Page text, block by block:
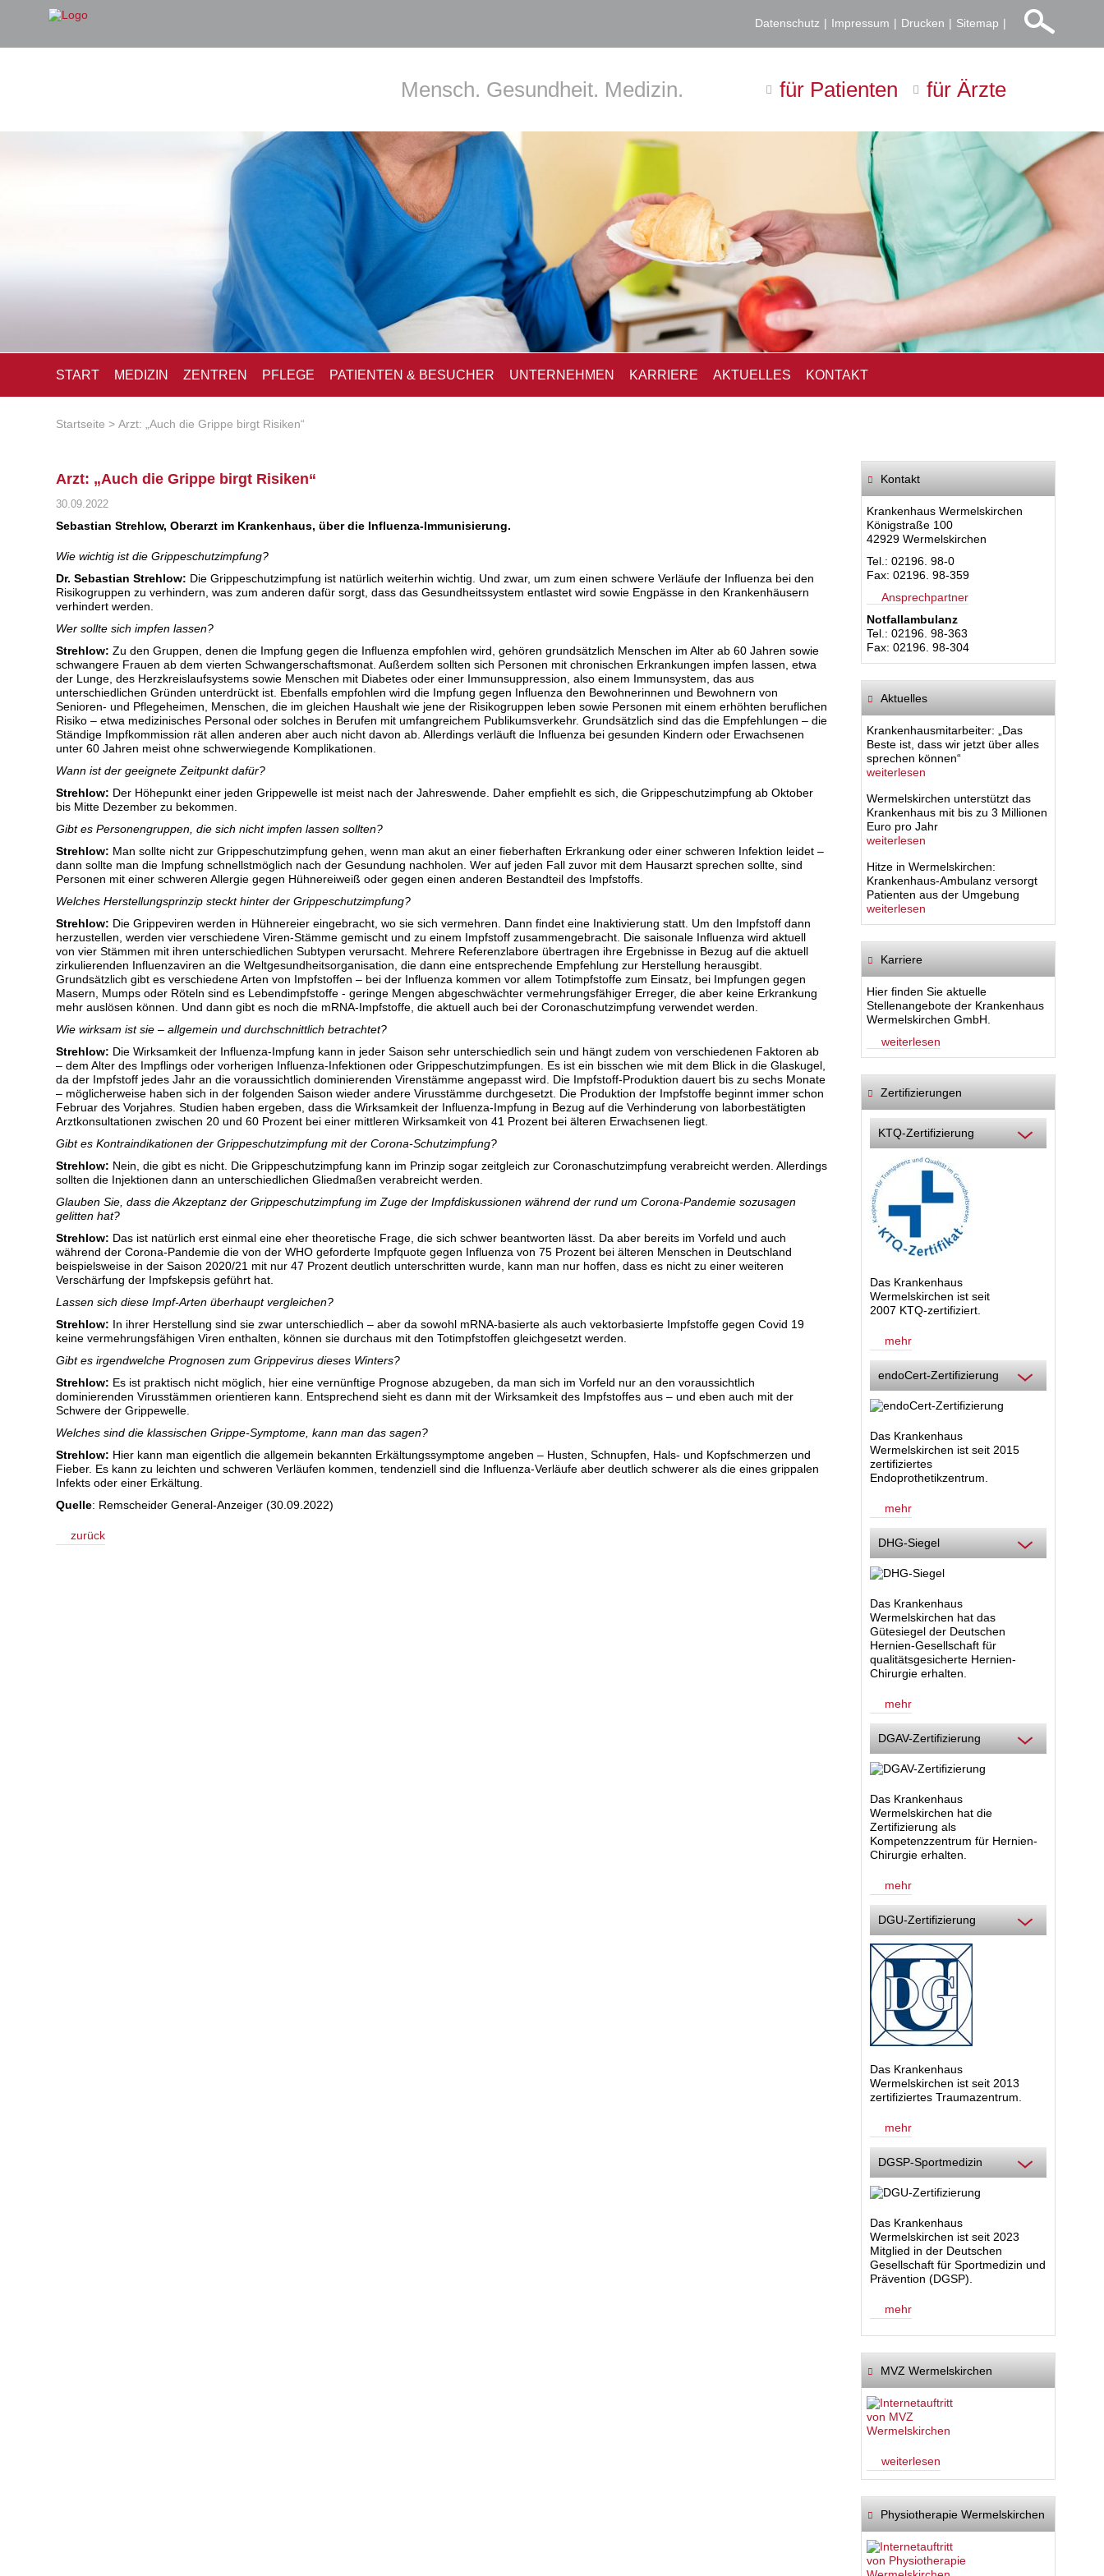
Datenschutz Impressum Drucken Sitemap
für Patienten für Ärzte
Mensch. Gesundheit. Medizin.
START MEDIZIN ZENTREN PFLEGE PATIENTEN & BESUCHER UNTERNEHMEN KARRIERE AKTUELLES KONTAKT
Startseite Arzt: „Auch die Grippe birgt Risiken“
Arzt: „Auch die Grippe birgt Risiken“
30.09.2022
Sebastian Strehlow, Oberarzt im Krankenhaus, über die Influenza-Immunisierung.
Wie wichtig ist die Grippeschutzimpfung?
Dr. Sebastian Strehlow: Die Grippeschutzimpfung ist natürlich weiterhin wichtig. Und zwar, um zum einen schwere Verläufe der Influenza bei den
Risikogruppen zu verhindern, was zum anderen dafür sorgt, dass das Gesundheitssystem entlastet wird sowie Engpässe in den Krankenhäusern
verhindert werden.
Wer sollte sich impfen lassen?
Strehlow: Zu den Gruppen, denen die Impfung gegen die Influenza empfohlen wird, gehören grundsätzlich Menschen im Alter ab 60 Jahren sowie
schwangere Frauen ab dem vierten Schwangerschaftsmonat. Außerdem sollten sich Personen mit chronischen Erkrankungen impfen lassen, etwa
der Lunge, des Herzkreislaufsystems sowie Menschen mit Diabetes oder einer Immunsuppression, also einem Immunsystem, das aus
unterschiedlichen Gründen unterdrückt ist. Ebenfalls empfohlen wird die Impfung gegen Influenza den Bewohnerinnen und Bewohnern von
Senioren- und Pflegeheimen, Menschen, die im gleichen Haushalt wie jene der Risikogruppen leben sowie Personen mit einem erhöhten beruflichen
Risiko – etwa medizinisches Personal oder solches in Berufen mit umfangreichem Publikumsverkehr. Grundsätzlich sind das die Empfehlungen – die
Ständige Impfkommission rät allen anderen aber auch nicht davon ab. Allerdings verläuft die Influenza bei gesunden Kindern oder Erwachsenen
unter 60 Jahren meist ohne schwerwiegende Komplikationen.
Wann ist der geeignete Zeitpunkt dafür?
Strehlow: Der Höhepunkt einer jeden Grippewelle ist meist nach der Jahreswende. Daher empfiehlt es sich, die Grippeschutzimpfung ab Oktober
bis Mitte Dezember zu bekommen.
Gibt es Personengruppen, die sich nicht impfen lassen sollten?
Strehlow: Man sollte nicht zur Grippeschutzimpfung gehen, wenn man akut an einer fieberhaften Erkrankung oder einer schweren Infektion leidet –
dann sollte man die Impfung schnellstmöglich nach der Gesundung nachholen. Wer auf jeden Fall zuvor mit dem Hausarzt sprechen sollte, sind
Personen mit einer schweren Allergie gegen Hühnereiweiß oder gegen einen anderen Bestandteil des Impfstoffs.
Welches Herstellungsprinzip steckt hinter der Grippeschutzimpfung?
Strehlow: Die Grippeviren werden in Hühnereier eingebracht, wo sie sich vermehren. Dann findet eine Inaktivierung statt. Um den Impfstoff dann
herzustellen, werden vier verschiedene Viren-Stämme gemischt und zu einem Impfstoff zusammengebracht. Die saisonale Influenza wird aktuell
von vier Stämmen mit ihren unterschiedlichen Subtypen verursacht. Mehrere Referenzlabore übertragen ihre Ergebnisse in Bezug auf die aktuell
zirkulierenden Influenzaviren an die Weltgesundheitsorganisation, die dann eine entsprechende Empfehlung zur Herstellung herausgibt.
Grundsätzlich gibt es verschiedene Arten von Impfstoffen – bei der Influenza kommen vor allem Totimpfstoffe zum Einsatz, bei Impfungen gegen
Masern, Mumps oder Röteln sind es Lebendimpfstoffe - geringe Mengen abgeschwächter vermehrungsfähiger Erreger, die aber keine Erkrankung
mehr auslösen können. Und dann gibt es noch die mRNA-Impfstoffe, die aktuell auch bei der Coronaschutzimpfung verwendet werden.
Wie wirksam ist sie – allgemein und durchschnittlich betrachtet?
Strehlow: Die Wirksamkeit der Influenza-Impfung kann in jeder Saison sehr unterschiedlich sein und hängt zudem von verschiedenen Faktoren ab
– dem Alter des Impflings oder vorherigen Influenza-Infektionen oder Grippeschutzimpfungen. Es ist ein bisschen wie mit dem Blick in die Glaskugel,
da der Impfstoff jedes Jahr an die voraussichtlich dominierenden Virenstämme angepasst wird. Die Impfstoff-Produktion dauert bis zu sechs Monate
– möglicherweise haben sich in der folgenden Saison wieder andere Virusstämme durchgesetzt. Die Produktion der Impfstoffe beginnt immer schon
Februar des Vorjahres. Studien haben ergeben, dass die Wirksamkeit der Influenza-Impfung in Bezug auf die Verhinderung von laborbestätigten
Arztkonsultationen zwischen 20 und 60 Prozent bei einer mittleren Wirksamkeit von 41 Prozent bei älteren Erwachsenen liegt.
Gibt es Kontraindikationen der Grippeschutzimpfung mit der Corona-Schutzimpfung?
Strehlow: Nein, die gibt es nicht. Die Grippeschutzimpfung kann im Prinzip sogar zeitgleich zur Coronaschutzimpfung verabreicht werden. Allerdings
sollten die Injektionen dann an unterschiedlichen Gliedmaßen verabreicht werden.
Glauben Sie, dass die Akzeptanz der Grippeschutzimpfung im Zuge der Impfdiskussionen während der rund um Corona-Pandemie sozusagen
gelitten hat?
Strehlow: Das ist natürlich erst einmal eine eher theoretische Frage, die sich schwer beantworten lässt. Da aber bereits im Vorfeld und auch
während der Corona-Pandemie die von der WHO geforderte Impfquote gegen Influenza von 75 Prozent bei älteren Menschen in Deutschland
beispielsweise in der Saison 2020/21 mit nur 47 Prozent deutlich unterschritten wurde, kann man nur hoffen, dass es nicht zu einer weiteren
Verschärfung der Impfskepsis geführt hat.
Lassen sich diese Impf-Arten überhaupt vergleichen?
Strehlow: In ihrer Herstellung sind sie zwar unterschiedlich – aber da sowohl mRNA-basierte als auch vektorbasierte Impfstoffe gegen Covid 19
keine vermehrungsfähigen Viren enthalten, können sie durchaus mit den Totimpfstoffen gleichgesetzt werden.
Gibt es irgendwelche Prognosen zum Grippevirus dieses Winters?
Strehlow: Es ist praktisch nicht möglich, hier eine vernünftige Prognose abzugeben, da man sich im Vorfeld nur an den voraussichtlich
dominierenden Virusstämmen orientieren kann. Entsprechend sieht es dann mit der Wirksamkeit des Impfstoffes aus – und eben auch mit der
Schwere der Grippewelle.
Welches sind die klassischen Grippe-Symptome, kann man das sagen?
Strehlow: Hier kann man eigentlich die allgemein bekannten Erkältungssymptome angeben – Husten, Schnupfen, Hals- und Kopfschmerzen und
Fieber. Es kann zu leichten und schweren Verläufen kommen, tendenziell sind die Influenza-Verläufe aber deutlich schwerer als die eines grippalen
Infekts oder einer Erkältung.
Quelle: Remscheider General-Anzeiger (30.09.2022)
zurück
Kontakt
Krankenhaus Wermelskirchen
Königstraße 100
42929 Wermelskirchen
Tel.: 02196. 98-0
Fax: 02196. 98-359
Ansprechpartner
Notfallambulanz
Tel.: 02196. 98-363
Fax: 02196. 98-304
Aktuelles
Krankenhausmitarbeiter: „Das
Beste ist, dass wir jetzt über alles
sprechen können“
weiterlesen
Wermelskirchen unterstützt das
Krankenhaus mit bis zu 3 Millionen
Euro pro Jahr
weiterlesen
Hitze in Wermelskirchen:
Krankenhaus-Ambulanz versorgt
Patienten aus der Umgebung
weiterlesen
Karriere
Hier finden Sie aktuelle
Stellenangebote der Krankenhaus
Wermelskirchen GmbH.
weiterlesen
Zertifizierungen
KTQ-Zertifizierung
Das Krankenhaus
Wermelskirchen ist seit
2007 KTQ-zertifiziert.
mehr
endoCert-Zertifizierung
Das Krankenhaus
Wermelskirchen ist seit 2015
zertifiziertes
Endoprothetikzentrum.
mehr
DHG-Siegel
Das Krankenhaus
Wermelskirchen hat das
Gütesiegel der Deutschen
Hernien-Gesellschaft für
qualitätsgesicherte Hernien-
Chirurgie erhalten.
mehr
DGAV-Zertifizierung
Das Krankenhaus
Wermelskirchen hat die
Zertifizierung als
Kompetenzzentrum für Hernien-
Chirurgie erhalten.
mehr
DGU-Zertifizierung
Das Krankenhaus
Wermelskirchen ist seit 2013
zertifiziertes Traumazentrum.
mehr
DGSP-Sportmedizin
Das Krankenhaus
Wermelskirchen ist seit 2023
Mitglied in der Deutschen
Gesellschaft für Sportmedizin und
Prävention (DGSP).
mehr
MVZ Wermelskirchen
weiterlesen
Physiotherapie Wermelskirchen